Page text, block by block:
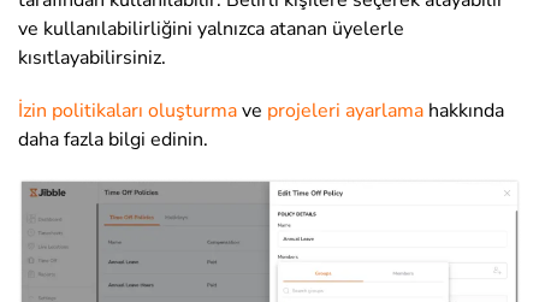
ve kullanılabilirliğini yalnızca atanan üyelerle
kısıtlayabilirsiniz.
İzin politikaları oluşturmave projeleri ayarlama hakkında
daha fazla bilgi edinin.